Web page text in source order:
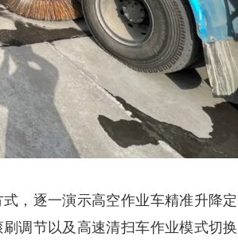
，逐一演示高空作业车精准升降定
调节以及高速清扫车作业模式切换